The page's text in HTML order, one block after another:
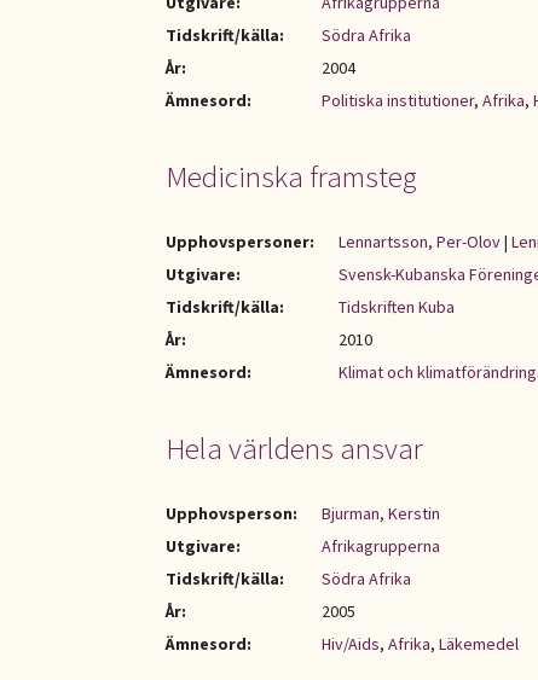
Tidskrift/källa:
Södra Afrika
År:
2004
Ämnesord:
Politiska institutioner, Afrika,
Medicinska framsteg
Upphovspersoner: Lennartsson, Per-Olov|
Utgivare:
Svensk-Kubanska
Tidskrift/källa:
Tidskriften Kuba
År:
2010
Ämnesord:
Klimat och
Hela världens ansvar
Upphovsperson:
Bjurman, Kerstin
Utgivare:
Afrikagrupperna
Tidskrift/källa:
Södra Afrika
År:
2005
Ämnesord:
Hiv/Aids, Afrika, Läkemedel